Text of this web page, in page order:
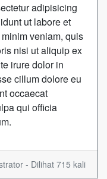
adipisicing
ut labore et
veniam, quis
nisi ut aliquip ex
irure dolor in
cillum dolore eu
occaecat
qui officia
- Dilihat 715 kali